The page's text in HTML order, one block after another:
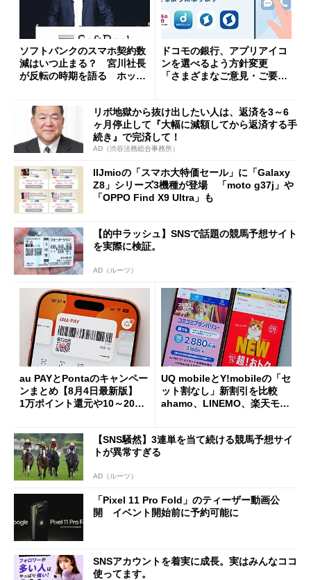
ソフトバンクのスマホ契約数
減はいつ止まる？ 宮川社長
が反転の時期を語る ホッピ
ドコモの銀行、アプリアイコ
ンを選べるよう方針変更
「さまざまなご意見・ご要望
リボ地獄から抜け出したい人は、返済を3～6
ヶ月停止して『大幅に減額してから返済する手
続き』で完済して！
AD（渋谷法務総合事務所）
IIJmioの「スマホ大特価セール」に「Galaxy
Z8」シリーズ3機種が登場 「moto g37j」や
「OPPO Find X9 Ultra」も
【的中ラッシュ】SNSで話題の競馬予想サイト
を実際に検証。
AD（ルーツ）
au PAYとPontaのキャンペー
ンまとめ【8月4日最新版】
1万ポイント還元や10～20％
UQ mobileとY!mobileの「セ
ット割なし」新割引を比較
ahamo、LINEMO、楽天モバ
【SNS騒然】3連単を当て続ける競馬予想サイ
トが異常すぎる
AD（ルーツ）
「Pixel 11 Pro Fold」のティーザー動画公
開 イベント開始前に予約可能に
SNSアカウントを着実に成長。実はみんなココ
使ってます。